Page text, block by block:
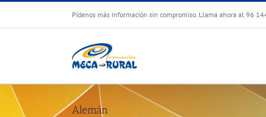
Skip
content
Pídenos más información sin compromiso. Llama ahora al 96
Alemán